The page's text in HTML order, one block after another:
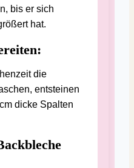
bis er sich
hat.
die
entsteinen
dicke Spalten